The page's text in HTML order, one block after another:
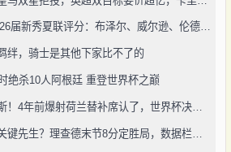
Bleacher Report晒2026届新秀夏联评分：布泽尔、威尔逊、伦德博格摘A
绊，骑士是其他下家比不了的
绝杀10人阿根廷 重登世界杯之巅
两次炸场都是帕雷德斯！4年前爆射荷兰替补席认了，世界杯决赛再演冲突